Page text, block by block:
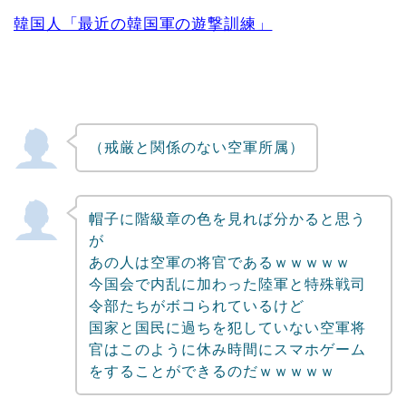
韓国人「最近の韓国軍の遊撃訓練」
（戒厳と関係のない空軍所属）
帽子に階級章の色を見れば分かると思う
が
あの人は空軍の将官であるｗｗｗｗｗ
今国会で内乱に加わった陸軍と特殊戦司
令部たちがボコられているけど
国家と国民に過ちを犯していない空軍将
官はこのように休み時間にスマホゲーム
をすることができるのだｗｗｗｗｗ